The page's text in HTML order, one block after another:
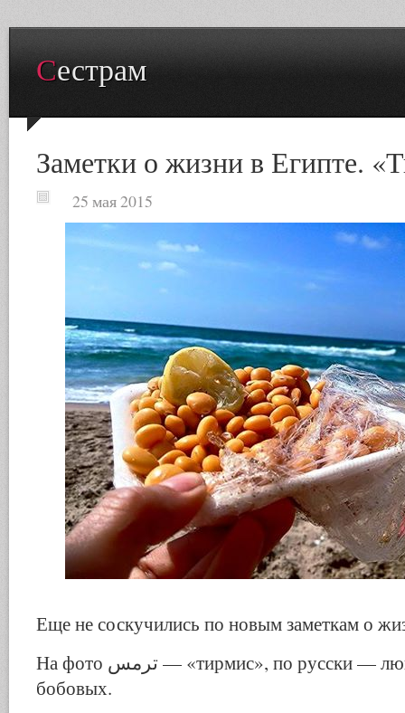
Сестрам
Заметки о жизни в Египте.
25 мая 2015
Еще не соскучились по новым заметкам о
На фото ترمس — «тирмис», по русски — люпин, из семейства
бобовых.